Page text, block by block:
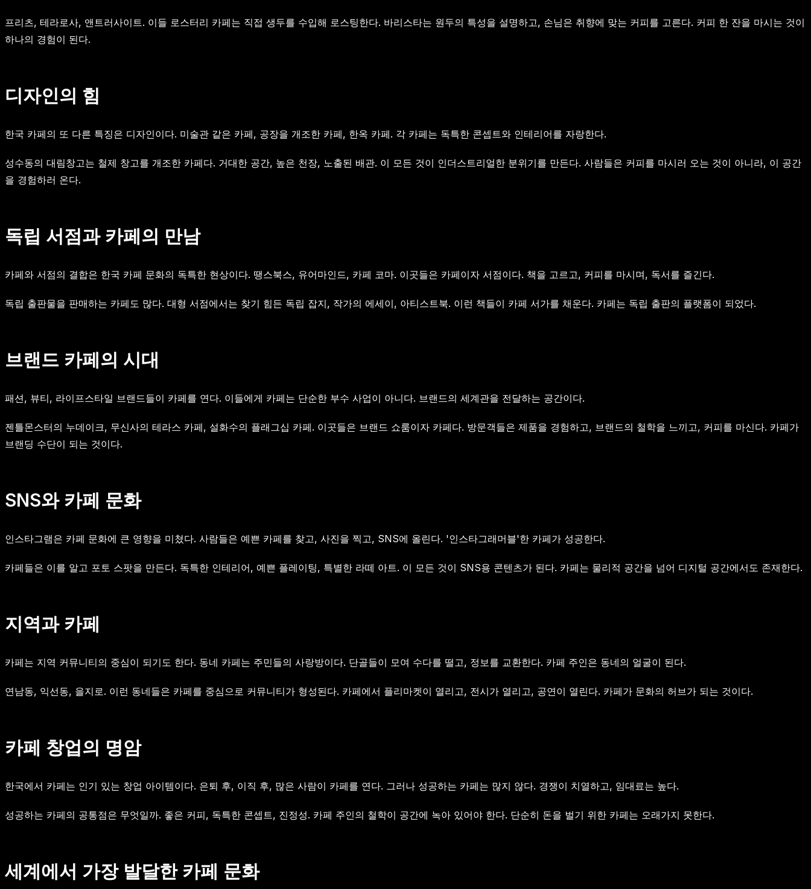
프리츠, 테라로사, 앤트러사이트. 이들 로스터리 카페는 직접 생두를 수입해 로스팅한다. 바리스타는 원두의 특성을 설명하고, 손님은 취향에 맞는 커피를 고른다. 커피 한 잔을 마시는 것이
하나의 경험이 된다.
디자인의 힘
한국 카페의 또 다른 특징은 디자인이다. 미술관 같은 카페, 공장을 개조한 카페, 한옥 카페. 각 카페는 독특한 콘셉트와 인테리어를 자랑한다.
성수동의 대림창고는 철제 창고를 개조한 카페다. 거대한 공간, 높은 천장, 노출된 배관. 이 모든 것이 인더스트리얼한 분위기를 만든다. 사람들은 커피를 마시러 오는 것이 아니라, 이 공간
을 경험하러 온다.
독립 서점과 카페의 만남
카페와 서점의 결합은 한국 카페 문화의 독특한 현상이다. 땡스북스, 유어마인드, 카페 코마. 이곳들은 카페이자 서점이다. 책을 고르고, 커피를 마시며, 독서를 즐긴다.
독립 출판물을 판매하는 카페도 많다. 대형 서점에서는 찾기 힘든 독립 잡지, 작가의 에세이, 아티스트북. 이런 책들이 카페 서가를 채운다. 카페는 독립 출판의 플랫폼이 되었다.
브랜드 카페의 시대
패션, 뷰티, 라이프스타일 브랜드들이 카페를 연다. 이들에게 카페는 단순한 부수 사업이 아니다. 브랜드의 세계관을 전달하는 공간이다.
젠틀몬스터의 누데이크, 무신사의 테라스 카페, 설화수의 플래그십 카페. 이곳들은 브랜드 쇼룸이자 카페다. 방문객들은 제품을 경험하고, 브랜드의 철학을 느끼고, 커피를 마신다. 카페가
브랜딩 수단이 되는 것이다.
SNS와 카페 문화
인스타그램은 카페 문화에 큰 영향을 미쳤다. 사람들은 예쁜 카페를 찾고, 사진을 찍고, SNS에 올린다. '인스타그래머블'한 카페가 성공한다.
카페들은 이를 알고 포토 스팟을 만든다. 독특한 인테리어, 예쁜 플레이팅, 특별한 라떼 아트. 이 모든 것이 SNS용 콘텐츠가 된다. 카페는 물리적 공간을 넘어 디지털 공간에서도 존재한다.
지역과 카페
카페는 지역 커뮤니티의 중심이 되기도 한다. 동네 카페는 주민들의 사랑방이다. 단골들이 모여 수다를 떨고, 정보를 교환한다. 카페 주인은 동네의 얼굴이 된다.
연남동, 익선동, 을지로. 이런 동네들은 카페를 중심으로 커뮤니티가 형성된다. 카페에서 플리마켓이 열리고, 전시가 열리고, 공연이 열린다. 카페가 문화의 허브가 되는 것이다.
카페 창업의 명암
한국에서 카페는 인기 있는 창업 아이템이다. 은퇴 후, 이직 후, 많은 사람이 카페를 연다. 그러나 성공하는 카페는 많지 않다. 경쟁이 치열하고, 임대료는 높다.
성공하는 카페의 공통점은 무엇일까. 좋은 커피, 독특한 콘셉트, 진정성. 카페 주인의 철학이 공간에 녹아 있어야 한다. 단순히 돈을 벌기 위한 카페는 오래가지 못한다.
세계에서 가장 발달한 카페 문화